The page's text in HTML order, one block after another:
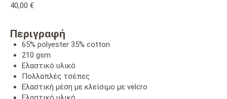
40,00 €
Περιγραφή
65% polyester 35% cotton
210 gsm
Ελαστικό υλικό
Πολλαπλές τσέπες
Ελαστική μέση με κλείσιμο με velcro